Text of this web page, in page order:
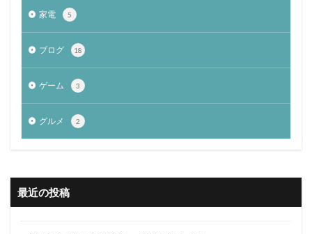
家電 5
ブログ 18
ゲーム 3
グルメ 2
最近の投稿